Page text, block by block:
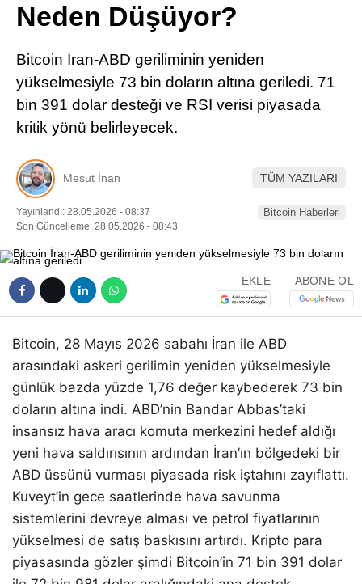
LinkedIn
Neden Düşüyor?
Bitcoin İran-ABD geriliminin yeniden
yükselmesiyle 73 bin doların altına geriledi. 71
bin 391 dolar desteği ve RSI verisi piyasada
kritik yönü belirleyecek.
Mesut İnan TÜM YAZILARI
Yayınlandı: 28.05.2026 - 08:37
Son Güncelleme: 28.05.2026 - 08:43
Bitcoin Haberleri
EKLE ABONE OL
Bitcoin, 28 Mayıs 2026 sabahı İran ile ABD
arasındaki askeri gerilimin yeniden yükselmesiyle
günlük bazda yüzde 1,76 değer kaybederek 73 bin
doların altına indi. ABD’nin Bandar Abbas’taki
insansız hava aracı komuta merkezini hedef aldığı
yeni hava saldırısının ardından İran’ın bölgedeki bir
ABD üssünü vurması piyasada risk iştahını zayıflattı.
Kuveyt’in gece saatlerinde hava savunma
sistemlerini devreye alması ve petrol fiyatlarının
yükselmesi de satış baskısını artırdı. Kripto para
piyasasında gözler şimdi Bitcoin’in 71 bin 391 dolar